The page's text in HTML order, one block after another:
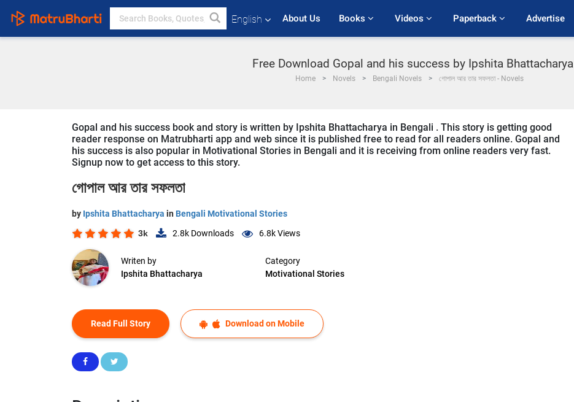
English About Us Books Videos Paperback Advertise
Free Download Gopal and his success by Ipshita Bhattacharya
Home Novels Bengali Novels গোপাল আর তার সফলতা - Novels
Gopal and his success book and story is written by Ipshita Bhattacharya in Bengali . This story is getting good
reader response on Matrubharti app and web since it is published free to read for all readers online. Gopal and
his success is also popular in Motivational Stories in Bengali and it is receiving from online readers very fast.
Signup now to get access to this story.
গোপাল আর তার সফলতা
by Ipshita Bhattacharya in Bengali Motivational Stories
3k 2.8k Downloads 6.8kViews
Writen by
Ipshita Bhattacharya
Category
Motivational Stories
Read Full Story Download on Mobile